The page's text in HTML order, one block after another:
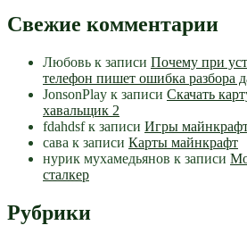
Свежие комментарии
Любовь к записи Почему при
телефон пишет ошибка разбора
JonsonPlay к записи Скачать
хавальщик 2
fdahdsfк записи Игры
сава к записи Карты майнкрафт
нурик мухамедьянов к записи
сталкер
Рубрики